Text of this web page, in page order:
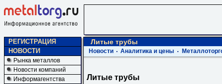
РЕГИСТРАЦИЯ
НОВОСТИ
Рынка металлов
Новости компаний
Информагентства
Литые трубы
Новости Аналитика и цены
Литые трубы